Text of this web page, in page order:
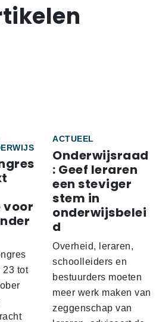
voor
23 tot
ACTUEEL
Onderwijsraad
: Geef leraren
een steviger
stem in
onderwijsbelei
d
Overheid, leraren,
schoolleiders en
bestuurders moeten
meer werk maken van
zeggenschap van